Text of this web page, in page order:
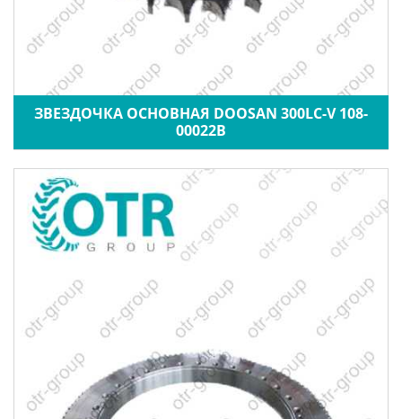
ЗВЕЗДОЧКА ОСНОВНАЯ DOOSAN 300LC-V 108-
00022B